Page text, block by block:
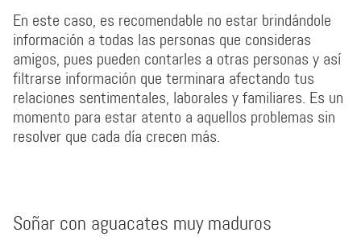
En este caso, es recomendable no estar brindándole
información a todas las personas que consideras
amigos, pues pueden contarles a otras personas y así
filtrarse información que terminara afectando tus
relaciones sentimentales, laborales y familiares. Es un
momento para estar atento a aquellos problemas sin
resolver que cada día crecen más.
Soñar con aguacates muy maduros